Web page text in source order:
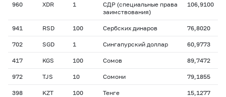
960 XDR 1
СДР (специальные права
заимствования)
106,9100
941 RSD 100 Сербских динаров 76,8020
702 SGD 1 Сингапурский доллар 60,9773
417 KGS 100 Сомов 89,7472
972 TJS 10 Сомони 79,1855
398 KZT 100 Тенге 15,1277